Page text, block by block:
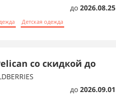
до 2026.08.25
Детская одежда
со скидкой до
до 2026.09.01